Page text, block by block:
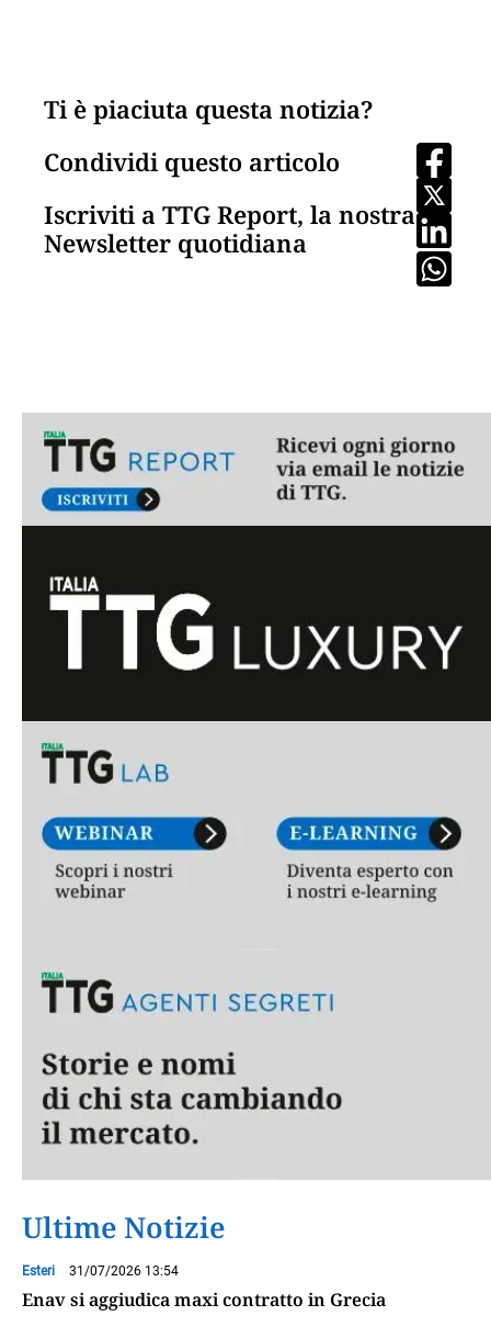
Ti è piaciuta questa notizia?
Condividi questo articolo
Iscriviti a TTG Report, la nostra
Newsletter quotidiana
Ultime Notizie
Esteri 31/07/2026 13:54
Enav si aggiudica maxi contratto in Grecia